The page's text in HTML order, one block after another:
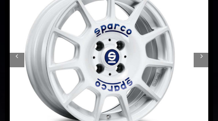
Sænkning
Tuning
Ventilrens
Værksted